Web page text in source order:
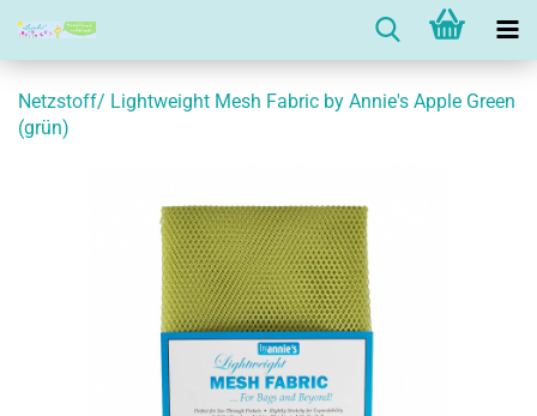
Netzstoff/ Lightweight Mesh Fabric by Annie's Apple Green
(grün)